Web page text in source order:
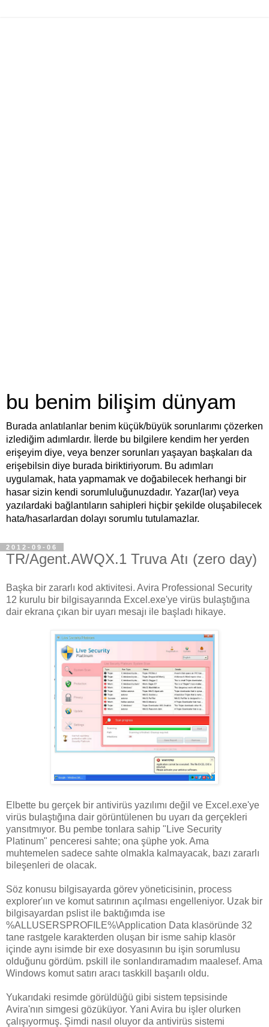
bu benim bilişim dünyam
Burada anlatılanlar benim küçük/büyük sorunlarımı çözerken
izlediğim adımlardır. İlerde bu bilgilere kendim her yerden
erişeyim diye, veya benzer sorunları yaşayan başkaları da
erişebilsin diye burada biriktiriyorum. Bu adımları
uygulamak, hata yapmamak ve doğabilecek herhangi bir
hasar sizin kendi sorumluluğunuzdadır. Yazar(lar) veya
yazılardaki bağlantıların sahipleri hiçbir şekilde oluşabilecek
hata/hasarlardan dolayı sorumlu tutulamazlar.
2012-09-06
TR/Agent.AWQX.1 Truva Atı (zero day)
Başka bir zararlı kod aktivitesi. Avira Professional Security
12 kurulu bir bilgisayarında Excel.exe'ye virüs bulaştığına
dair ekrana çıkan bir uyarı mesajı ile başladı hikaye.
Elbette bu gerçek bir antivirüs yazılımı değil ve Excel.exe'ye
virüs bulaştığına dair görüntülenen bu uyarı da gerçekleri
yansıtmıyor. Bu pembe tonlara sahip "Live Security
Platinum" penceresi sahte; ona şüphe yok. Ama
muhtemelen sadece sahte olmakla kalmayacak, bazı zararlı
bileşenleri de olacak.
Söz konusu bilgisayarda görev yöneticisinin, process
explorer'ıın ve komut satırının açılması engelleniyor. Uzak bir
bilgisayardan pslist ile baktığımda ise
%ALLUSERSPROFILE%\Application Data klasöründe 32
tane rastgele karakterden oluşan bir isme sahip klasör
içinde aynı isimde bir exe dosyasının bu işin sorumlusu
olduğunu gördüm. pskill ile sonlandıramadım maalesef. Ama
Windows komut satırı aracı taskkill başarılı oldu.
Yukarıdaki resimde görüldüğü gibi sistem tepsisinde
Avira'nın simgesi gözüküyor. Yani Avira bu işler olurken
çalışıyormuş. Şimdi nasıl oluyor da antivirüs sistemi